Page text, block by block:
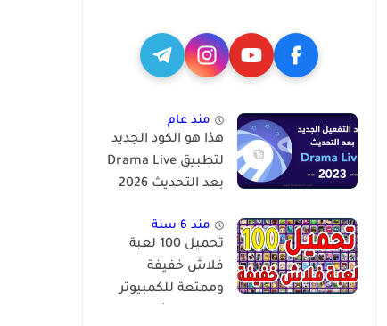
منذ عام
هذا هو الكود الجديد
لتطبيق Drama Live
بعد التحديث 2026
منذ 6 سنة
تحميل 100 لعبة
فلاش خفيفة
وممتعة للكمبيوتر